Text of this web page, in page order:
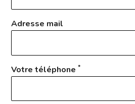
Adresse mail
Votre téléphone*